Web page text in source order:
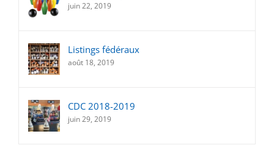
juin 22, 2019
Listings fédéraux
août 18, 2019
CDC 2018-2019
juin 29, 2019